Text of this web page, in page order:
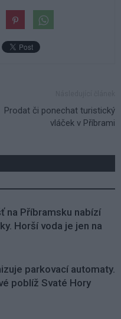
Prodat či ponechat turistický
vláček v Příbrami
na Příbramsku nabízí
Horší voda je jen na
parkovací automaty.
poblíž Svaté Hory